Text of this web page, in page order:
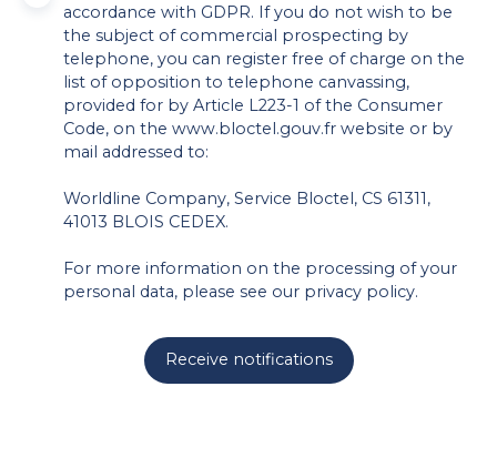
accordance with GDPR. If you do not wish to be
the subject of commercial prospecting by
telephone, you can register free of charge on the
list of opposition to telephone canvassing,
provided for by Article L223-1 of the Consumer
Code, on the www.bloctel.gouv.fr website or by
mail addressed to:
Worldline Company, Service Bloctel, CS 61311,
41013 BLOIS CEDEX.
For more information on the processing of your
personal data, please see our privacy policy.
Receive notifications